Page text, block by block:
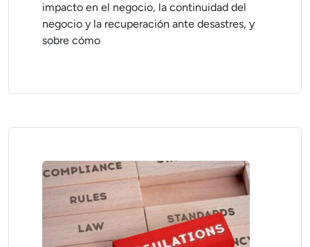
impacto en el negocio, la continuidad del
negocio y la recuperación ante desastres, y
sobre cómo